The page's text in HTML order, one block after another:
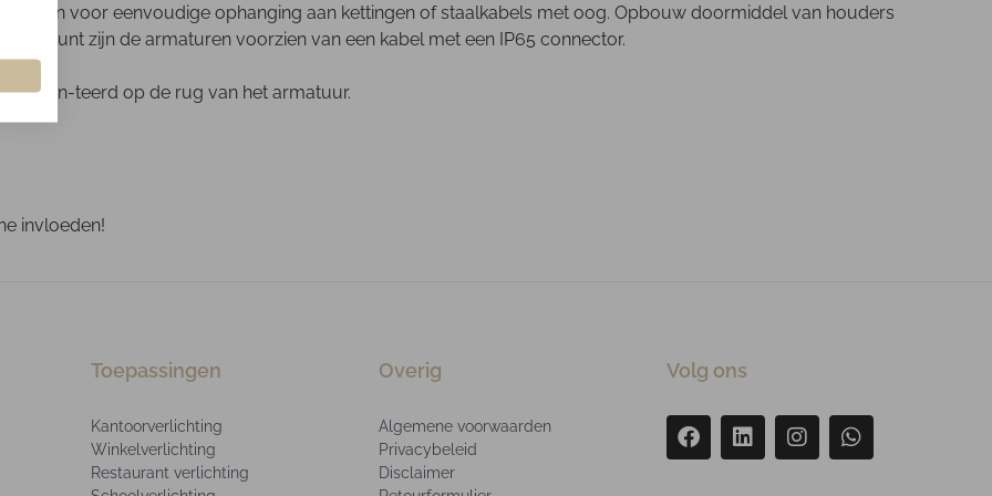
haken voor eenvoudige ophanging aan kettingen of staalkabels met oog. Opbouw doormiddel van houders
zijn de armaturen voorzien van een kabel met een IP65 connector.
gemon-teerd op de rug van het armatuur.
invloeden!
Toepassingen
Kantoorverlichting
Winkelverlichting
Restaurant verlichting
Overig
Algemene voorwaarden
Privacybeleid
Disclaimer
Volg ons